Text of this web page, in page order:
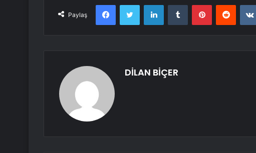
Paylaş
FacebookTwitter LinkedInTumblr PinterestReddit
DİLAN BİÇER